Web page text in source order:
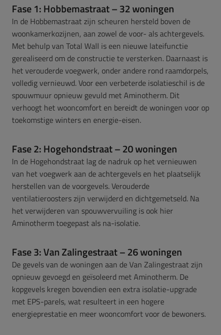
Fase 1: Hobbemastraat – 32 woningen
In de Hobbemastraat zijn scheuren hersteld boven de
woonkamerkozijnen, aan zowel de voor- als achtergevels.
Met behulp van Total Wall is een nieuwe lateifunctie
gerealiseerd om de constructie te versterken. Daarnaast is
het verouderde voegwerk, onder andere rond raamdorpels,
volledig vernieuwd. Voor een verbeterde isolatieschil is de
spouwmuur opnieuw gevuld met Aminotherm. Dit
verhoogt het wooncomfort en bereidt de woningen voor op
toekomstige winters en energie-eisen.
Fase 2: Hogehondstraat – 20 woningen
In de Hogehondstraat lag de nadruk op het vernieuwen
van het voegwerk aan de achtergevels en het plaatselijk
herstellen van de voorgevels. Verouderde
ventilatieroosters zijn verwijderd en dichtgemetseld. Na
het verwijderen van spouwvervuiling is ook hier
Aminotherm toegepast als na-isolatie.
Fase 3: Van Zalingestraat – 26 woningen
De gevels van de woningen aan de Van Zalingestraat zijn
opnieuw gevoegd en geïsoleerd met Aminotherm. De
kopgevels kregen bovendien een extra isolatie-upgrade
met EPS-parels, wat resulteert in een hogere
energieprestatie en meer wooncomfort voor de bewoners.